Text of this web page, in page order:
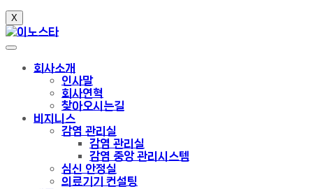
X
회사소개
인사말
회사연혁
찾아오시는길
비지니스
감염 관리실
감염 관리실
감염 중앙 관리시스템
심신 안정실
의료기기 컨설팅